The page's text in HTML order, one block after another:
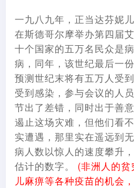
一九八九年，正当达芬妮
在斯德哥尔摩举办第四届
十个国家的五万名民众是
病，同年，该世纪最后一
预测世纪末将有五万人受
受到感染，参与会议的人
节出了差错，同时出于善
遏止这场灾难，但他们看
实遭遇，那里实在遥远到
病人数以惊人的速度攀升
估计的数字。
(非洲人的
儿麻痹等各种疫苗的机会